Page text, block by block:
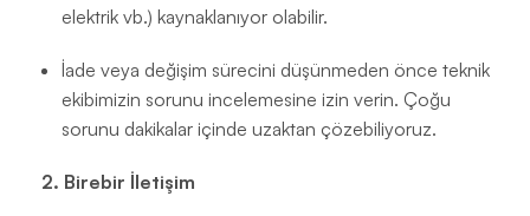
elektrik vb.) kaynaklanıyor olabilir.
İade veya değişim sürecini düşünmeden önce teknik
ekibimizin sorunu incelemesine izin verin. Çoğu
sorunu dakikalar içinde uzaktan çözebiliyoruz.
2. Birebir İletişim